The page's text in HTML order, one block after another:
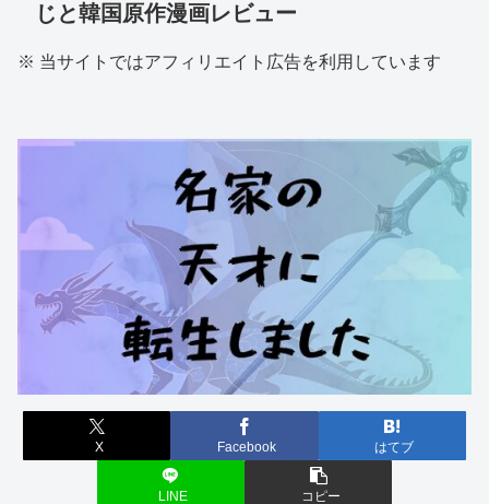
じと韓国原作漫画レビュー
※ 当サイトではアフィリエイト広告を利用しています
X Facebook はてブ
LINE コピー